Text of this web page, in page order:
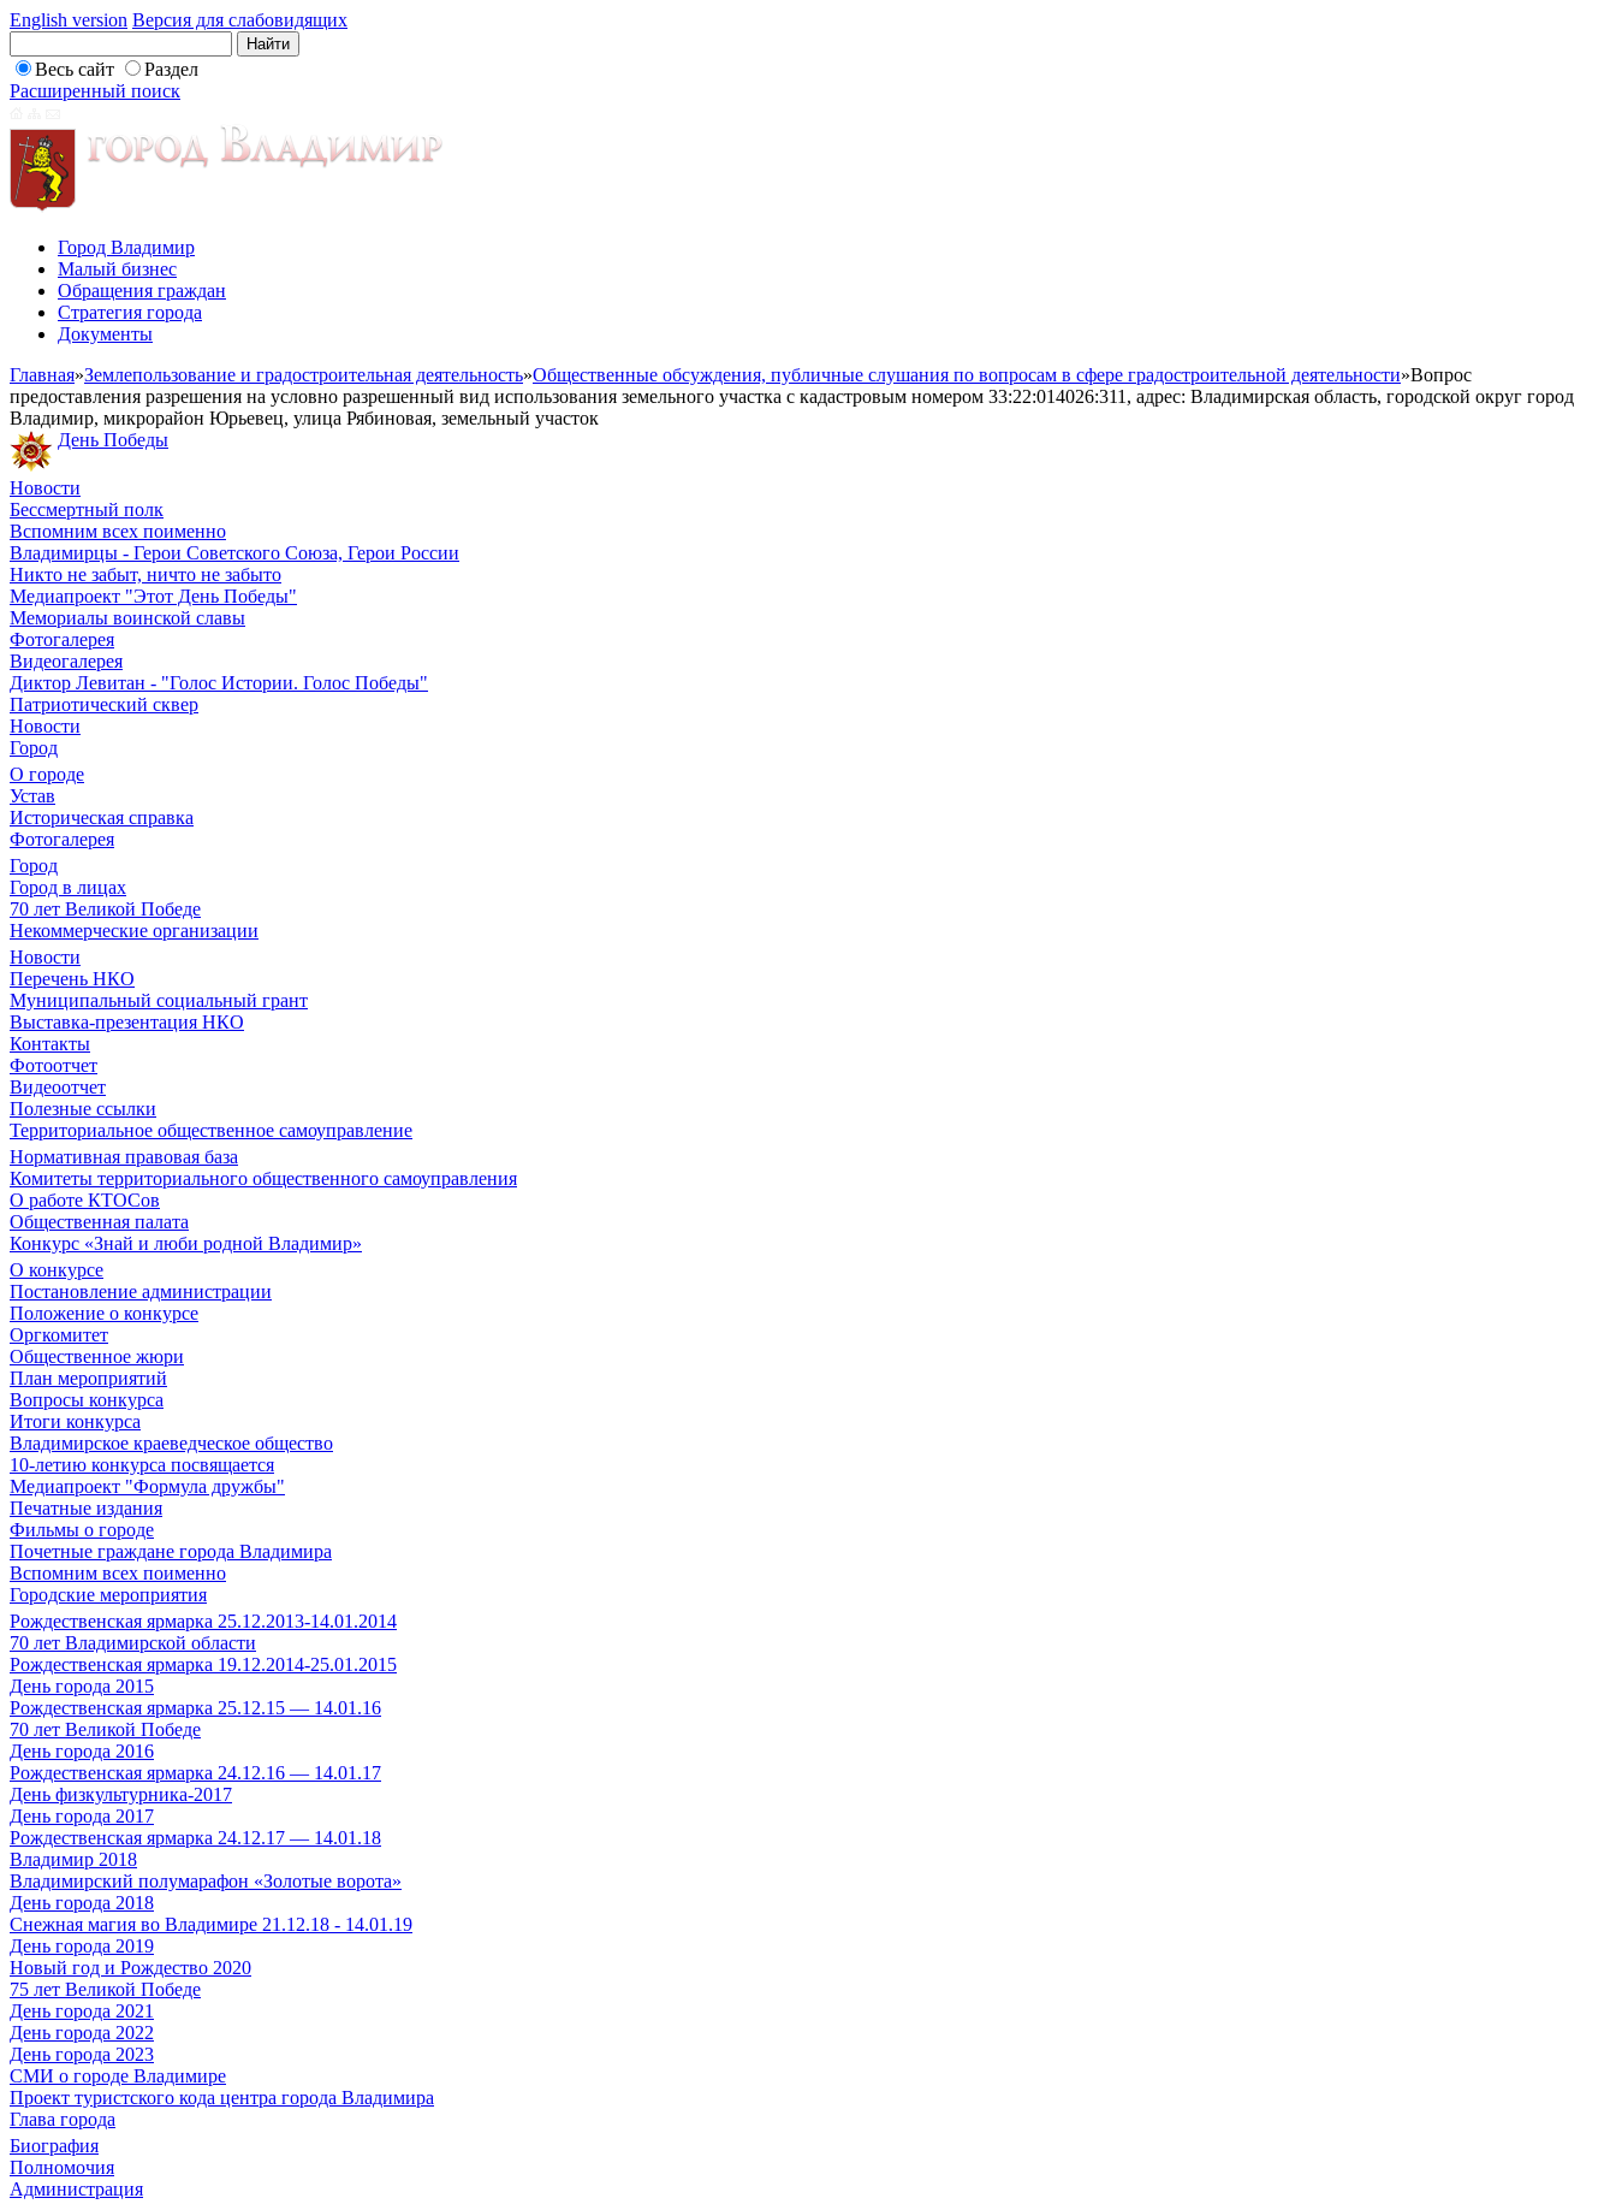
English version Версия для слабовидящих
Весь сайт
Раздел
Расширенный поиск
Город Владимир
Малый бизнес
Обращения граждан
Стратегия города
Документы
Главная»Землепользование и градостроительная деятельность»Общественные обсуждения, публичные слушания по вопросам в сфере градостроительной деятельности»Вопрос
предоставления разрешения на условно разрешенный вид использования земельного участка с кадастровым номером 33:22:014026:311, адрес: Владимирская область, городской округ город
Владимир, микрорайон Юрьевец, улица Рябиновая, земельный участок
День Победы
Новости
Бессмертный полк
Вспомним всех поименно
Владимирцы - Герои Советского Союза, Герои России
Никто не забыт, ничто не забыто
Медиапроект "Этот День Победы"
Мемориалы воинской славы
Фотогалерея
Видеогалерея
Диктор Левитан - "Голос Истории. Голос Победы"
Патриотический сквер
Новости
Город
О городе
Устав
Историческая справка
Фотогалерея
Город
Город в лицах
70 лет Великой Победе
Некоммерческие организации
Новости
Перечень НКО
Муниципальный социальный грант
Выставка-презентация НКО
Контакты
Фотоотчет
Видеоотчет
Полезные ссылки
Территориальное общественное самоуправление
Нормативная правовая база
Комитеты территориального общественного самоуправления
О работе КТОСов
Общественная палата
Конкурс «Знай и люби родной Владимир»
О конкурсе
Постановление администрации
Положение о конкурсе
Оргкомитет
Общественное жюри
План мероприятий
Вопросы конкурса
Итоги конкурса
Владимирское краеведческое общество
10-летию конкурса посвящается
Медиапроект "Формула дружбы"
Печатные издания
Фильмы о городе
Почетные граждане города Владимира
Вспомним всех поименно
Городские мероприятия
Рождественская ярмарка 25.12.2013-14.01.2014
70 лет Владимирской области
Рождественская ярмарка 19.12.2014-25.01.2015
День города 2015
Рождественская ярмарка 25.12.15 — 14.01.16
70 лет Великой Победе
День города 2016
Рождественская ярмарка 24.12.16 — 14.01.17
День физкультурника-2017
День города 2017
Рождественская ярмарка 24.12.17 — 14.01.18
Владимир 2018
Владимирский полумарафон «Золотые ворота»
День города 2018
Снежная магия во Владимире 21.12.18 - 14.01.19
День города 2019
Новый год и Рождество 2020
75 лет Великой Победе
День города 2021
День города 2022
День города 2023
СМИ о городе Владимире
Проект туристского кода центра города Владимира
Глава города
Биография
Полномочия
Администрация